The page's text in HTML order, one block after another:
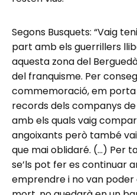
Segons Busquets: “Vaig
part amb els guerrillers
aquesta zona del
del franquisme. Per
commemoració, em
records dels companys
amb els quals vaig
angoixants però també
que mai oblidaré. (…) Per
se’ls pot fer es continuar
emprendre i no van poder